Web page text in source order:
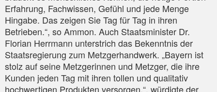
Erfahrung, Fachwissen, Gefühl und jede Menge
Hingabe. Das zeigen Sie Tag für Tag in ihren
Betrieben.“, so Ammon. Auch Staatsminister Dr.
Florian Herrmann unterstrich das Bekenntnis der
Staatsregierung zum Metzgerhandwerk. „Bayern ist
stolz auf seine Metzgerinnen und Metzger, die ihre
Kunden jeden Tag mit ihren tollen und qualitativ
hochwertigen Produkten versorgen.“, würdigte der